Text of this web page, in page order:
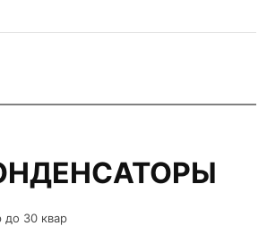
до 30 квар